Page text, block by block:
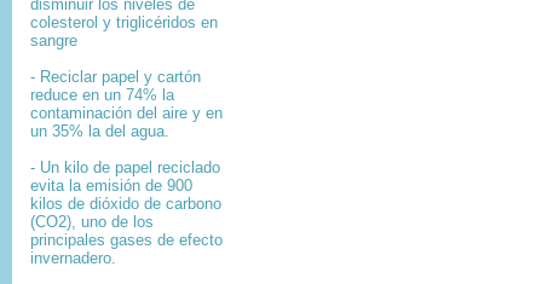
disminuir los niveles de
colesterol y triglicéridos en
sangre
- Reciclar papel y cartón
reduce en un 74% la
contaminación del aire y en
un 35% la del agua.
- Un kilo de papel reciclado
evita la emisión de 900
kilos de dióxido de carbono
(CO2), uno de los
principales gases de efecto
invernadero.